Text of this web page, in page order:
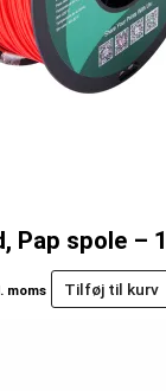
Pap spole –
moms Tilføj til kurv